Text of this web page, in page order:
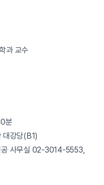
과 교수
분
대강당(B1)
공 사무실 02-3014-5553,